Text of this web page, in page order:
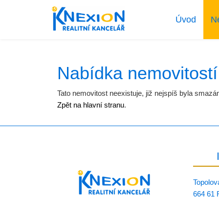
Úvod
Nabídka nemovitostí
Tato nemovitost neexistuje, již nejspíš byla
Zpět na hlavní stranu.
664 61